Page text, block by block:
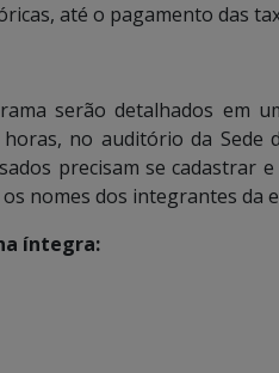
até o pagamento das
serão detalhados em
no auditório da Sede
precisam se cadastrar
nomes dos integrantes da
íntegra: